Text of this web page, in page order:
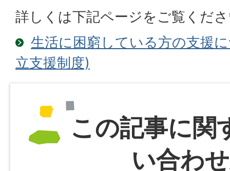
詳しくは下記ページをご覧くだ
生活に困窮している方の支援
立支援制度)
この記事に関
い合わ